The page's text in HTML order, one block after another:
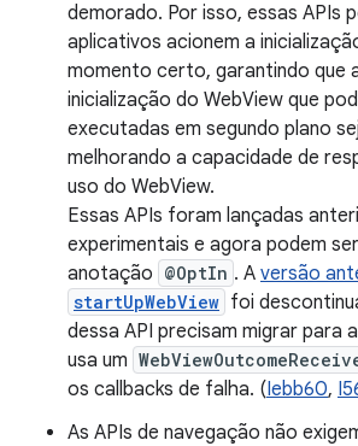
demorado. Por isso, essas APIs
aplicativos acionem a
momento certo, garantindo que
inicialização do WebView que
executadas em segundo plano
melhorando a capacidade de
uso do WebView.
Essas APIs foram lançadas
experimentais e agora podem
anotação @OptIn . A versão
startUpWebView foi
dessa API precisam migrar para
usa um
os callbacks de falha. (Iebb60,
As APIs de navegação não